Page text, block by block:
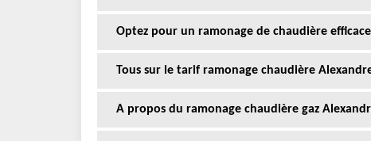
Optez pour un ramonage de chaudière
Tous sur le tarif ramonage chaudière
A propos du ramonage chaudière gaz